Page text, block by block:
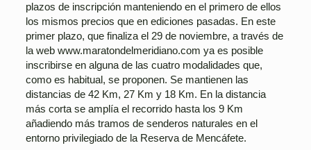
plazos de inscripción manteniendo en el primero de ellos
los mismos precios que en ediciones pasadas. En este
primer plazo, que finaliza el 29 de noviembre, a través de
la web www.maratondelmeridiano.com ya es posible
inscribirse en alguna de las cuatro modalidades que,
como es habitual, se proponen. Se mantienen las
distancias de 42 Km, 27 Km y 18 Km. En la distancia
más corta se amplía el recorrido hasta los 9 Km
añadiendo más tramos de senderos naturales en el
entorno privilegiado de la Reserva de Mencáfete.